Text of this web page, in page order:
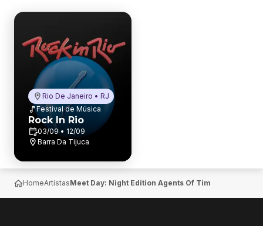
Rio De Janeiro • RJ
Festival de Música
Rock In Rio
03/09 • 12/09
Barra Da Tijuca
HomeArtistasMeet Day: Night Edition Agents Of Time no P12